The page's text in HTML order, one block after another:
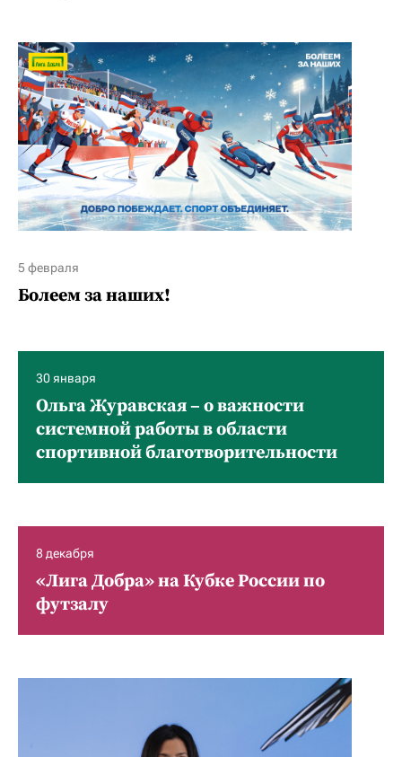
5 февраля
Болеем за наших!
30 января
Ольга Журавская – о важности
системной работы в области
спортивной благотворительности
8 декабря
«Лига Добра» на Кубке России по
футзалу